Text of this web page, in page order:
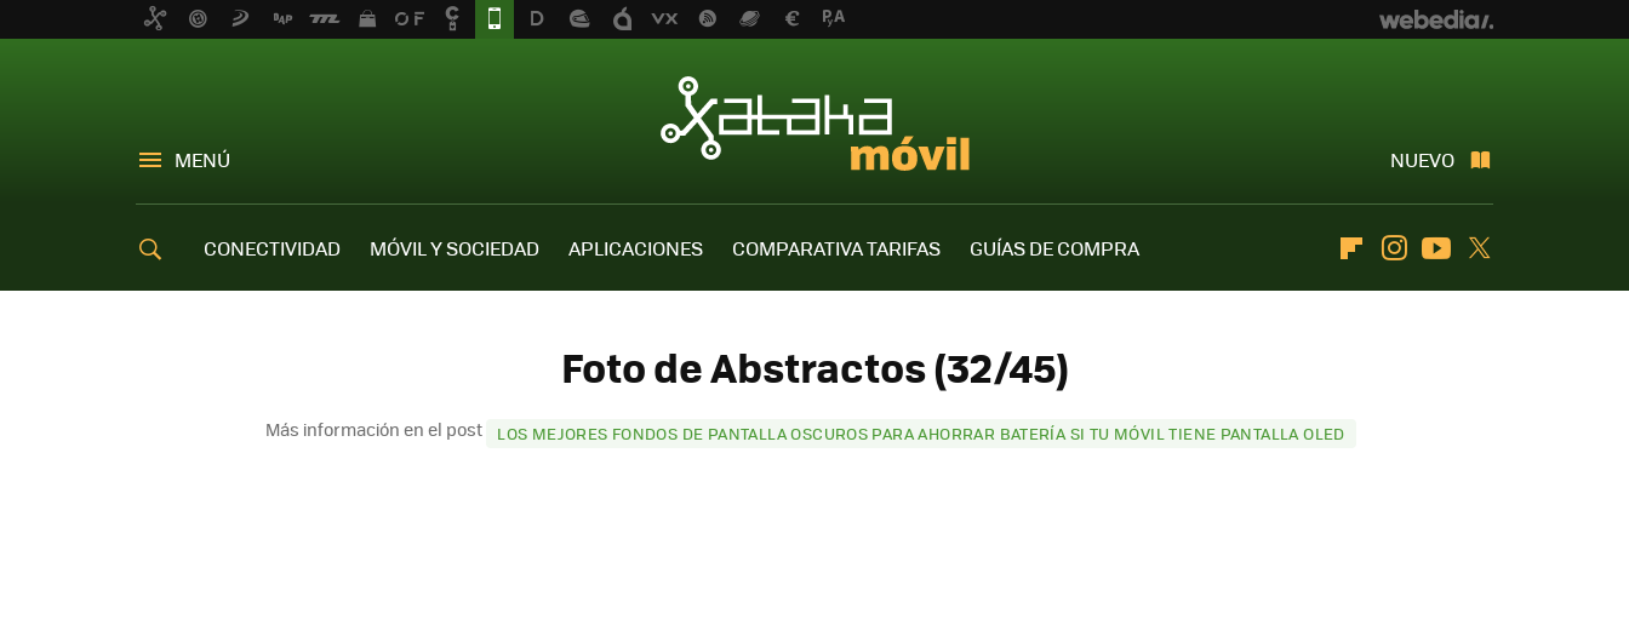
MENÚ NUEVO
CONECTIVIDAD MÓVIL Y SOCIEDAD APLICACIONES COMPARATIVA TARIFAS
GUÍAS DE COMPRA
FlipboardInstagramYoutube
Foto de Abstractos (32/45)
Más información en el post LOS MEJORES FONDOS DE PANTALLA OSCUROS PARA AHORRAR BATERÍA SI TU MÓVIL TIENE PANTALLA OLED